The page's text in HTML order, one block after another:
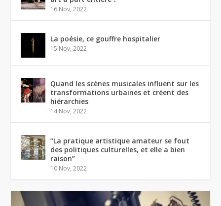
16 Nov, 2022
La poésie, ce gouffre hospitalier
15 Nov, 2022
Quand les scènes musicales influent sur les
transformations urbaines et créent des
hiérarchies
14 Nov, 2022
“La pratique artistique amateur se fout
des politiques culturelles, et elle a bien
raison”
10 Nov, 2022